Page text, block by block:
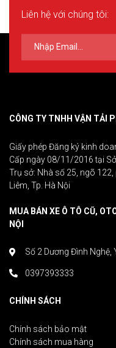
Liên hệ với chúng tôi:
CÔNG TY TNHH VẬN TẢI
Giấy phép Đăng ký kinh
Cấp ngày 08/11/2016 tại
Trụ sở: Nhà số 25, ngõ 122,
Liêm, Tp. Hà Nội
MUA BÁN XE Ô TÔ CŨ,
NỘI
Số 2 Dương Đình Nghệ,
0397393333
CHÍNH SÁCH
Chính sách bảo mật
Chính sách mua hàng